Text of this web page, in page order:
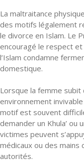
La maltraitance
des motifs légalement
le divorce en Islam. Le
encouragé le respect et
l’Islam condamne
domestique.
Lorsque la femme
environnement
motif est souvent
demander un Khula’ ou
victimes peuvent
médicaux ou des
autorités.